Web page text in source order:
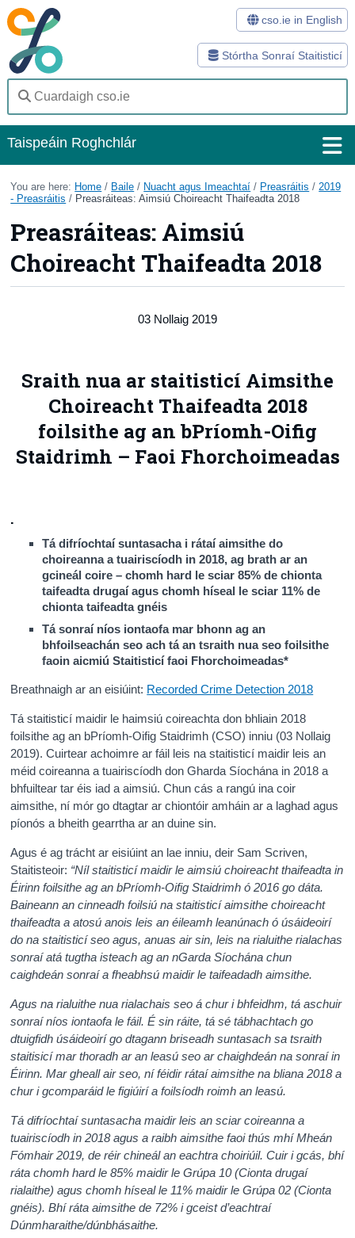
Stórtha Sonraí Staitisticí
cso.ie in English
Taispeáin Roghchlár
Baile
Daonáireamh
Iontaoibh & Trédhearcacht
You are here: Home / Baile / Nuacht agus Imeachtaí / Preasráitis / 2019
- Preasráitis / Preasráiteas: Aimsiú Choireacht Thaifeadta 2018
Preasráiteas: Aimsiú
Choireacht Thaifeadta 2018
03 Nollaig 2019
Sraith nua ar staitisticí Aimsithe
Choireacht Thaifeadta 2018
foilsithe ag an bPríomh-Oifig
Staidrimh – Faoi Fhorchoimeadas
.
Tá difríochtaí suntasacha i rátaí aimsithe do
choireanna a tuairiscíodh in 2018, ag brath ar an
gcineál coire – chomh hard le sciar 85% de chionta
taifeadta drugaí agus chomh híseal le sciar 11% de
chionta taifeadta gnéis
Tá sonraí níos iontaofa mar bhonn ag an
bhfoilseachán seo ach tá an tsraith nua seo foilsithe
faoin aicmiú Staitisticí faoi Fhorchoimeadas*
Breathnaigh ar an eisiúint: Recorded Crime Detection 2018
Tá staitisticí maidir le haimsiú coireachta don bhliain 2018
foilsithe ag an bPríomh-Oifig Staidrimh (CSO) inniu (03 Nollaig
2019). Cuirtear achoimre ar fáil leis na staitisticí maidir leis an
méid coireanna a tuairiscíodh don Gharda Síochána in 2018 a
bhfuiltear tar éis iad a aimsiú. Chun cás a rangú ina coir
aimsithe, ní mór go dtagtar ar chiontóir amháin ar a laghad agus
píonós a bheith gearrtha ar an duine sin.
Agus é ag trácht ar eisiúint an lae inniu, deir Sam Scriven,
Staitisteoir: “Níl staitisticí maidir le aimsiú choireacht thaifeadta in
Éirinn foilsithe ag an bPríomh-Oifig Staidrimh ó 2016 go dáta.
Baineann an cinneadh foilsiú na staitisticí aimsithe choireacht
thaifeadta a atosú anois leis an éileamh leanúnach ó úsáideoirí
do na staitisticí seo agus, anuas air sin, leis na rialuithe rialachas
sonraí atá tugtha isteach ag an nGarda Síochána chun
caighdeán sonraí a fheabhsú maidir le taifeadadh aimsithe.
Agus na rialuithe nua rialachais seo á chur i bhfeidhm, tá aschuir
sonraí níos iontaofa le fáil. É sin ráite, tá sé tábhachtach go
dtuigfidh úsáideoirí go dtagann briseadh suntasach sa tsraith
staitisicí mar thoradh ar an leasú seo ar chaighdeán na sonraí in
Éirinn. Mar gheall air seo, ní féidir rátaí aimsithe na bliana 2018 a
chur i gcomparáid le figiúirí a foilsíodh roimh an leasú.
Tá difríochtaí suntasacha maidir leis an sciar coireanna a
tuairiscíodh in 2018 agus a raibh aimsithe faoi thús mhí Mheán
Fómhair 2019, de réir chineál an eachtra choiriúil. Cuir i gcás, bhí
ráta chomh hard le 85% maidir le Grúpa 10 (Cionta drugaí
rialaithe) agus chomh híseal le 11% maidir le Grúpa 02 (Cionta
gnéis). Bhí ráta aimsithe de 72% i gceist d’eachtraí
Dúnmharaithe/dúnbhásaithe.